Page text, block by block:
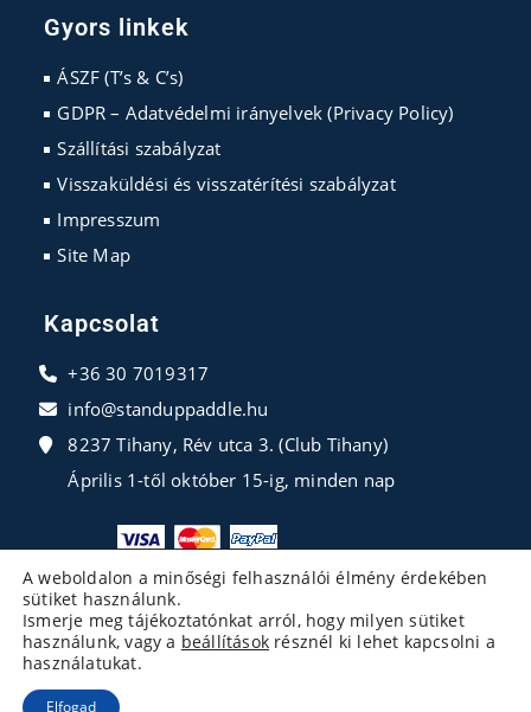
in
a
new
tab
a
new
tab
in
a
new
tab
Gyors linkek
ÁSZF (T’s & C’s)
GDPR – Adatvédelmi irányelvek (Privacy Policy)
Szállítási szabályzat
Visszaküldési és visszatérítési szabályzat
Impresszum
Site Map
Kapcsolat
+36 30 7019317
info@standuppaddle.hu
8237 Tihany, Rév utca 3. (Club Tihany)
Április 1-től október 15-ig, minden nap
A weboldalon a minőségi felhasználói élmény érdekében
sütiket használunk.
Ismerje meg tájékoztatónkat arról, hogy milyen sütiket
használunk, vagy a beállítások résznél ki lehet kapcsolni a
használatukat.
Elfogad